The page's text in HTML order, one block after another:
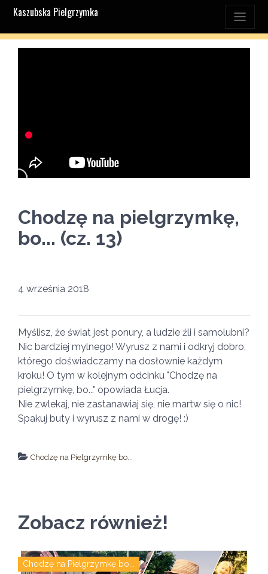
Kaszubska Pielgrzymka
Chodzę na pielgrzymkę,
bo... (cz. 13)
4 września 2018
Myślisz, że świat jest ponury, a ludzie źli i samolubni?
Nic bardziej mylnego! Wyrusz z nami i odkryj dobro,
którego doświadczamy na dosłownie każdym
kroku! O tym w kolejnym odcinku "Chodzę na
pielgrzymkę, bo..." opowiada Łucja.
Nie zwlekaj, nie zastanawiaj się, nie martw się o nic!
Spakuj buty i wyrusz z nami w drogę! :)
Chodzę na Pielgrzymkę bo...
Zobacz również!
Chodzę na Pielgrzymkę bo...